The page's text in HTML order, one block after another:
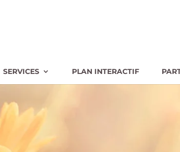
SERVICES PLAN INTERACTIF